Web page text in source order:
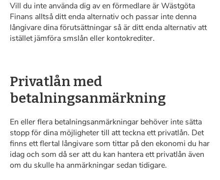
Vill du inte använda dig av en förmedlare är Wästgöta
Finans alltså ditt enda alternativ och passar inte denna
långivare dina förutsättningar så är ditt enda alternativ att
istället jämföra smslån eller kontokrediter.
Privatlån med
betalningsanmärkning
En eller flera betalningsanmärkningar behöver inte sätta
stopp för dina möjligheter till att teckna ett privatlån. Det
finns ett flertal långivare som tittar på den ekonomi du har
idag och som då ser att du kan hantera ett privatlån även
om du skulle ha anmärkningar sedan tidigare.